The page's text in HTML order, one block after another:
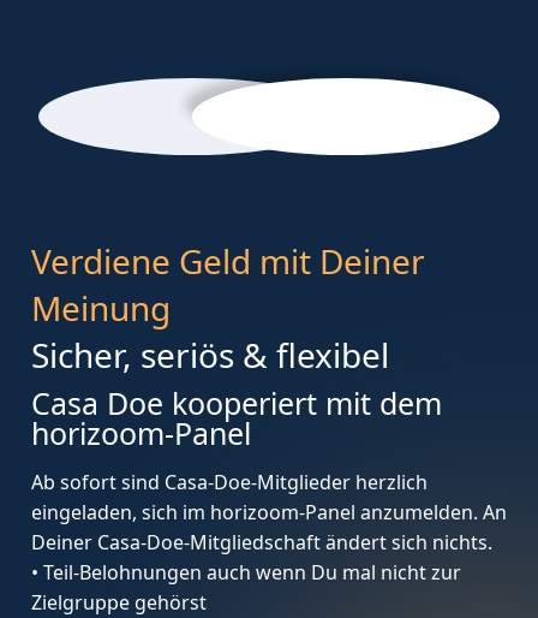
Verdiene Geld mit Deiner
Meinung
Sicher, seriös & flexibel
Casa Doe kooperiert mit dem
horizoom-Panel
Ab sofort sind Casa-Doe-Mitglieder herzlich
eingeladen, sich im horizoom-Panel anzumelden. An
Deiner Casa-Doe-Mitgliedschaft ändert sich nichts.
• Teil-Belohnungen auch wenn Du mal nicht zur
Zielgruppe gehörst